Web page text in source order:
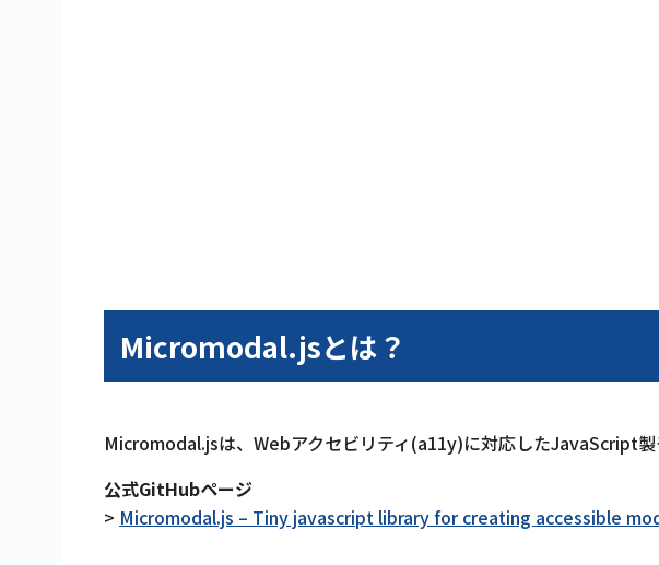
Micromodal.jsとは？
Micromodal.jsは、Webアクセビリティ(a11y)に対応したJavaScript製
公式GitHubページ
> Micromodal.js – Tiny javascript library for creating accessible